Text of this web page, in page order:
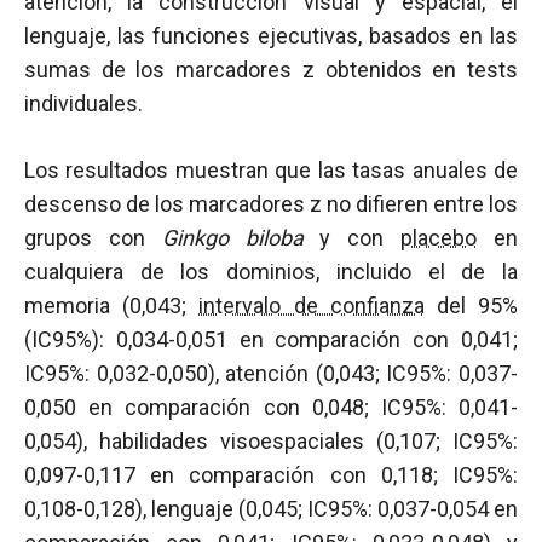
lenguaje, las funciones ejecutivas, basados en las
sumas de los marcadores z obtenidos en tests
individuales.
Los resultados muestran que las tasas anuales de
descenso de los marcadores z no difieren entre los
grupos con
Ginkgo bilobay con placebo en
cualquiera de los dominios, incluido el de la
memoria (0,043; intervalo de confianza del 95%
(IC95%): 0,034-0,051 en comparación con 0,041;
IC95%: 0,032-0,050), atención (0,043; IC95%: 0,037-
0,050 en comparación con 0,048; IC95%: 0,041-
0,054), habilidades visoespaciales (0,107; IC95%:
0,097-0,117 en comparación con 0,118; IC95%:
0,108-0,128), lenguaje (0,045; IC95%: 0,037-0,054 en